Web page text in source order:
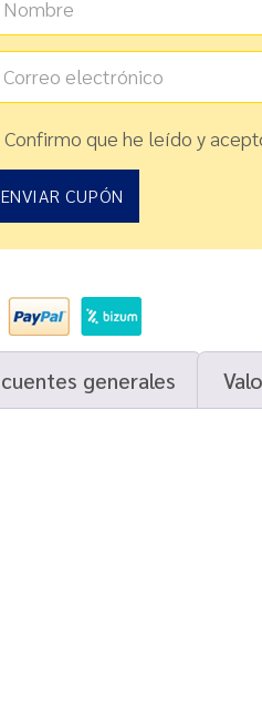
Confirmo que he leído y
ENVIAR CUPÓN
generales